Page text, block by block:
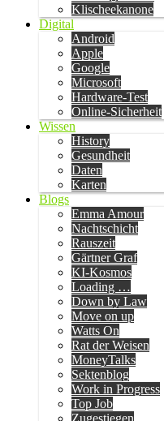
Klischeekanone
Digital
Android
Apple
Google
Microsoft
Hardware-Test
Online-Sicherheit
Wissen
History
Gesundheit
Daten
Karten
Blogs
Emma Amour
Nachtschicht
Rauszeit
Gärtner Graf
KI-Kosmos
Loading …
Down by Law
Move on up
Watts On
Rat der Weisen
MoneyTalks
Sektenblog
Work in Progress
Top Job
Zugestiegen